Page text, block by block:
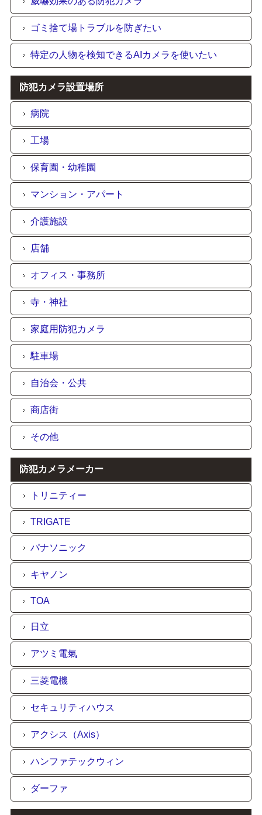
ゴミ捨て場トラブルを防ぎたい
特定の人物を検知できるAIカメラを使いたい
防犯カメラ設置場所
病院
工場
保育園・幼稚園
マンション・アパート
介護施設
店舗
オフィス・事務所
寺・神社
家庭用防犯カメラ
駐車場
自治会・公共
商店街
その他
防犯カメラメーカー
トリニティー
TRIGATE
パナソニック
キヤノン
TOA
日立
アツミ電氣
三菱電機
セキュリティハウス
アクシス（Axis）
ハンファテックウィン
ダーファ